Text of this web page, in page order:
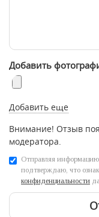
Добавить
Добавить еще
Внимание! Отзыв
модератора.
Отправляя
подтверждаю, что
конфиденциальности